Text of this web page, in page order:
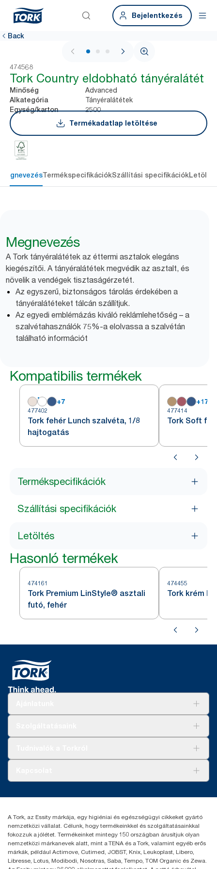
Bejelentkezés
Back
1 / 3
474568
Tork Country eldobható tányéralátét
Minőség Advanced
Alkategória Tányéralátétek
Egység/karton
2500
Termékadatlap letöltése
TermékspecifikációkSzállítási specifikációk
Megnevezés
A Tork tányéralátétek az éttermi asztalok elegáns
kiegészítői. A tányéralátétek megvédik az asztalt, és
növelik a vendégek tisztaságérzetét.
Az egyszerű, biztonságos tárolás érdekében a
tányéralátéteket tálcán szállítjuk.
Az egyedi emblémázás kiváló reklámlehetőség – a
szalvétahasználók 75%-a elolvassa a szalvétán
található információt
Kompatibilis termékek
+7
477402
Tork fehér Lunch szalvéta, 1/8
hajtogatás
+17
477414
Tork Soft
Termékspecifikációk
Szállítási specifikációk
Letöltés
Hasonló termékek
474161
Tork Premium LinStyle® asztali
futó, fehér
474455
Tork krém
+36 1 392 2176
H-1021 Budapest
Budakeszi út 51.
A Tork, az Essity márkája, egy higiéniai és egészségügyi cikkeket gyártó
nemzetközi vállalat. Célunk, hogy termékeinkkel és szolgáltatásainkkal
fokozzuk a jólétet. Termékeinket mintegy 150 országban árusítjuk olyan
nemzetközi márkanevek alatt, mint a TENA és a Tork, valamint egyéb erős
márkák, például Actimove, Cutimed, JOBST, Knix, Leukoplast, Libero,
Libresse, Lotus, Modibodi, Nosotras, Saba, Tempo, TOM Organic és Zewa.